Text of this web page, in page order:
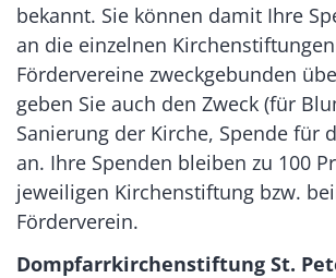
bekannt. Sie können damit Ihre
an die einzelnen
Fördervereine zweckgebunden
geben Sie auch den Zweck (für
Sanierung der Kirche, Spende für
an. Ihre Spenden bleiben zu 100
jeweiligen Kirchenstiftung bzw.
Förderverein.
Dompfarrkirchenstiftung St.